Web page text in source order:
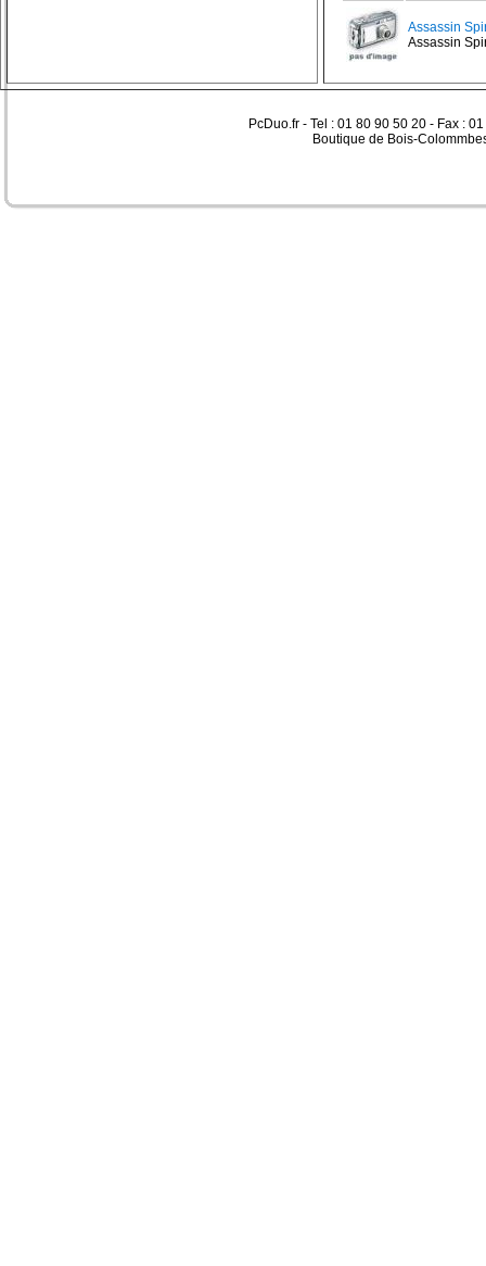
Assassin
Assassin
PcDuo.fr - Tel : 01 80 90 50 20 - Fax :
Boutique de Bois-